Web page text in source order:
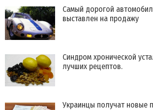
​Самый дорогой
выставлен на продажу
Синдром хронической
лучших рецептов.
Украинцы получат новые